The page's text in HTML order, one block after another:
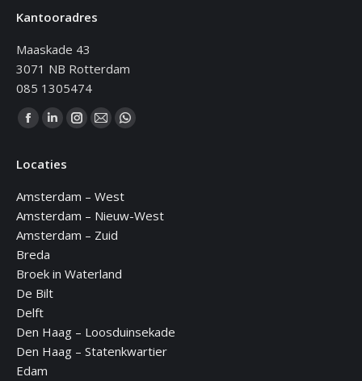
Kantooradres
Maaskade 43
3071 NB Rotterdam
085 1305474
Vind ons op:
Facebook
opens
new
window
Linkedin
opens
new
window
Instagram
new
window
Mail
in
new
window
WhatsApp
new
Locaties
Amsterdam – West
Amsterdam – Nieuw-West
Amsterdam – Zuid
Breda
Broek in Waterland
De Bilt
Delft
Den Haag – Loosduinsekade
Den Haag – Statenkwartier
Edam